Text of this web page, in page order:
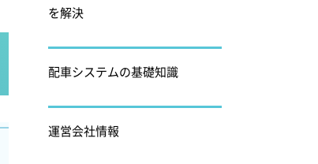
を解決
配車システムの基礎知識
運営会社情報